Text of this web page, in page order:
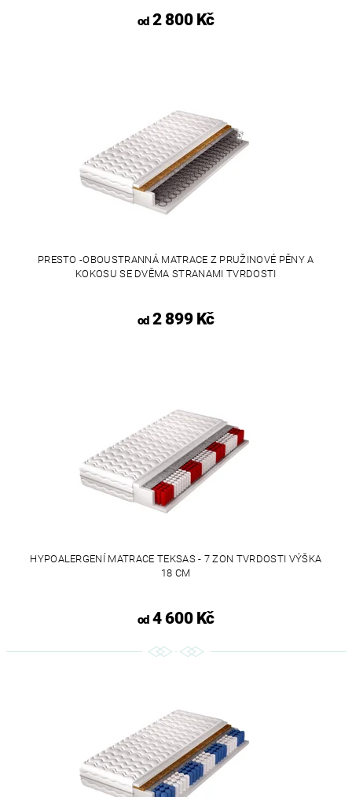
od2 800 Kč
PRESTO -OBOUSTRANNÁ MATRACE Z PRUŽINOVÉ PĚNY A
KOKOSU SE DVĚMA STRANAMI TVRDOSTI
od2 899 Kč
HYPOALERGENÍ MATRACE TEKSAS - 7 ZON TVRDOSTI VÝŠKA
18 CM
od4 600 Kč